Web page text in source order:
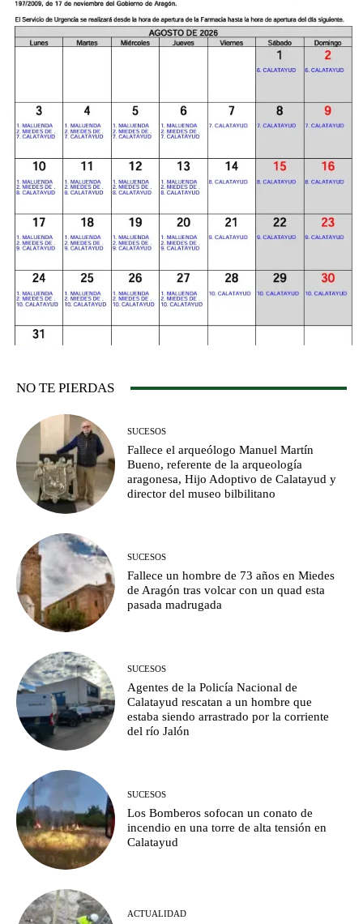
NO TE PIERDAS
SUCESOS
Fallece el arqueólogo Manuel Martín
Bueno, referente de la arqueología
aragonesa, Hijo Adoptivo de Calatayud y
director del museo bilbilitano
SUCESOS
Fallece un hombre de 73 años en Miedes
de Aragón tras volcar con un quad esta
pasada madrugada
SUCESOS
Agentes de la Policía Nacional de
Calatayud rescatan a un hombre que
estaba siendo arrastrado por la corriente
del río Jalón
SUCESOS
Los Bomberos sofocan un conato de
incendio en una torre de alta tensión en
Calatayud
ACTUALIDAD